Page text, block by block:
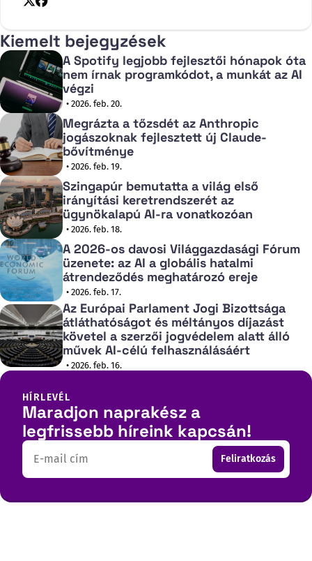
Kiemelt bejegyzések
A Spotify legjobb fejlesztői hónapok óta
nem írnak programkódot, a munkát az AI
végzi
• 2026. feb. 20.
Megrázta a tőzsdét az Anthropic
jogászoknak fejlesztett új Claude-
bővítménye
• 2026. feb. 19.
Szingapúr bemutatta a világ első
irányítási keretrendszerét az
ügynökalapú AI-ra vonatkozóan
• 2026. feb. 18.
A 2026-os davosi Világgazdasági Fórum
üzenete: az AI a globális hatalmi
átrendeződés meghatározó ereje
• 2026. feb. 17.
Az Európai Parlament Jogi Bizottsága
átláthatóságot és méltányos díjazást
követel a szerzői jogvédelem alatt álló
művek AI-célú felhasználásáért
• 2026. feb. 16.
HÍRLEVÉL
Maradjon naprakész a
legfrissebb híreink kapcsán!
Email Feliratkozás